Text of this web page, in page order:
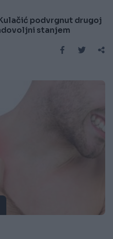
podvrgnut drugoj
stanjem